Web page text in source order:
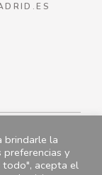
brindarle la
y
todo", acepta el